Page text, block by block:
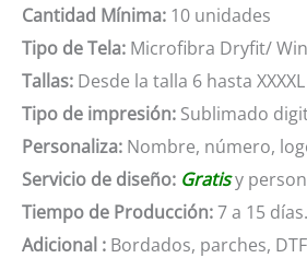
Cantidad Mínima: 10 unidades
Tipo de Tela: Microfibra Dryfit/
Tallas: Desde la talla 6 hasta XXXXL
Tipo de impresión: Sublimado
Personaliza: Nombre, número,
Servicio de diseño: Gratisy
Tiempo de Producción:7 a 15 días.
Adicional : Bordados, parches,